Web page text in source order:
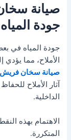
صيانة
جودة المياه
جودة المياه في
الأملاح، مما
صيانة سخان
آثار الأملاح
الداخلية.
الاهتمام بهذه
المتكررة.